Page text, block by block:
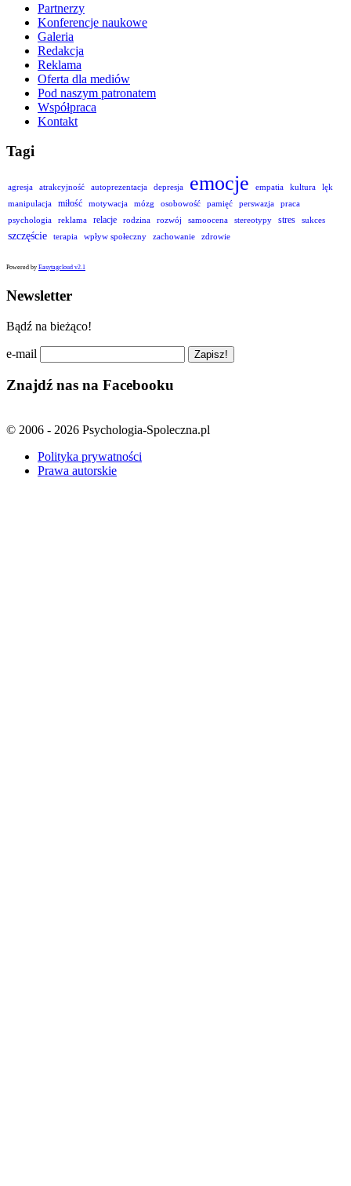
Partnerzy
Konferencje naukowe
Galeria
Redakcja
Reklama
Oferta dla mediów
Pod naszym patronatem
Współpraca
Kontakt
Tagi
agresja atrakcyjność autoprezentacja depresja emocje empatia kultura
lęk
manipulacja
miłość motywacja mózg osobowość pamięć perswazja
praca
psychologia
reklama relacje rodzina rozwój samoocena stereotypy stres sukces
szczęście terapia wpływ społeczny zachowanie zdrowie
Powered by Easytagcloud v2.1
Newsletter
Bądź na bieżąco!
e-mail
Znajdź nas na Facebooku
© 2006 - 2026 Psychologia-Spoleczna.pl
Polityka prywatności
Prawa autorskie